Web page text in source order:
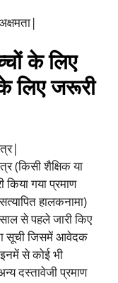
के लिए
लिए जरूरी
(किसी शैक्षिक या
गया प्रमाण
हालकनामा)
से पहले जारी किए
सूची जिसमें आवेदक
से कोई भी
दस्तावेजी प्रमाण